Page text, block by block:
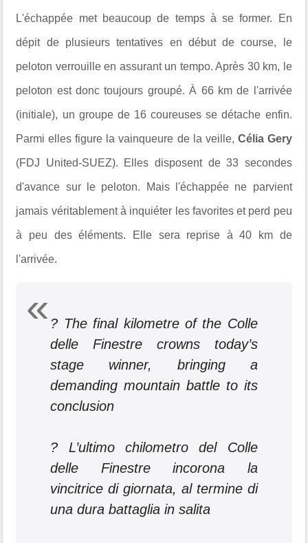
L'échappée met beaucoup de temps à se former. En
dépit de plusieurs tentatives en début de course, le
peloton verrouille en assurant un tempo. Après 30 km, le
peloton est donc toujours groupé.À 66 km de l'arrivée
(initiale), un groupe de 16 coureuses se détache enfin.
Parmi elles figure la vainqueure de la veille, Célia Gery
(FDJ United-SUEZ). Elles disposent de 33 secondes
d'avance sur le peloton. Mais l'échappée ne parvient
jamais véritablement à inquiéter les favorites et perd peu
à peu des éléments. Elle sera reprise à 40 km de
l'arrivée.
? The final kilometre of the Colle
delle Finestre crowns today’s
stage winner, bringing a
demanding mountain battle to its
conclusion
? L’ultimo chilometro del Colle
delle Finestre incorona la
vincitrice di giornata, al termine di
una dura battaglia in salita